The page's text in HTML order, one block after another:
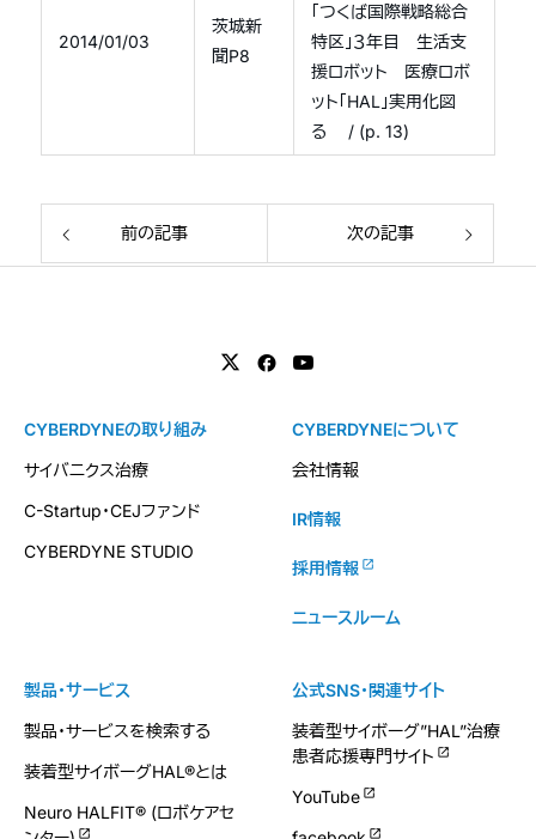
2014/01/03
茨城新
聞P8
「つくば国際戦略総合
特区」３年目 生活支
援ロボット 医療ロボ
ット「HAL」実用化図
る / (p. 13)
前の記事 次の記事
製品・サービス
製品・サービスを検索する
装着型サイボーグHAL®とは
Neuro HALFIT® (ロボケアセ
CYBERDYNEの取り組み
サイバニクス治療
C-Startup・CEJファンド
CYBERDYNE STUDIO
CYBERDYNEについて
会社情報
IR情報
採用情報
ニュースルーム
公式SNS・関連サイト
装着型サイボーグ”HAL”治療
患者応援専門サイト
YouTube